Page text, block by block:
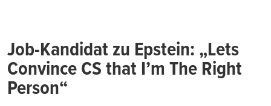
Job-Kandidat zu Epstein: „Lets
Convince CS that I’m The Right
Person“